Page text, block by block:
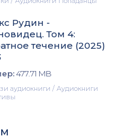
Рудин -
Том 4:
течение (2025)
477.71 MB
аудиокниги / Аудиокниги